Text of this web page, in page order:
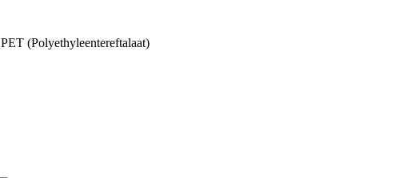
PET (Polyethyleentereftalaat)